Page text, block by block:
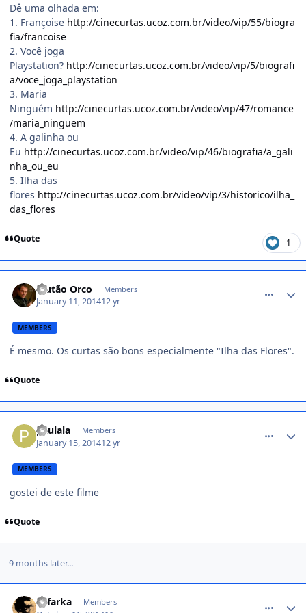
Dê uma olhada em:
1. Françoise http://cinecurtas.ucoz.com.br/video/vip/55/biogra
fia/francoise
2. Você joga
Playstation? http://cinecurtas.ucoz.com.br/video/vip/5/biografi
a/voce_joga_playstation
3. Maria
Ninguém http://cinecurtas.ucoz.com.br/video/vip/47/romance
/maria_ninguem
4. A galinha ou
Eu http://cinecurtas.ucoz.com.br/video/vip/46/biografia/a_gali
nha_ou_eu
5. Ilha das
flores http://cinecurtas.ucoz.com.br/video/vip/3/historico/ilha_
das_flores
Quote 1
Plutão Orco Members
January 11, 201412 yr
MEMBERS
É mesmo. Os curtas são bons especialmente "Ilha das Flores".
Quote
paulala Members
January 15, 201412 yr
MEMBERS
gostei de este filme
Quote
9 months later...
alifarka Members